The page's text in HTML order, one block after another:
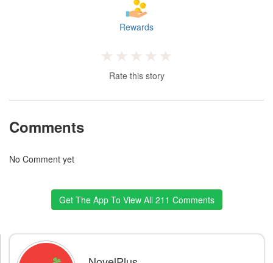
Rewards
Rate this story
Comments
No Comment yet
Get The App To View All 211 Comments